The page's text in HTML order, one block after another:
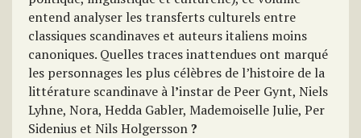
entend analyser les transferts culturels entre
classiques scandinaves et auteurs italiens moins
canoniques. Quelles traces inattendues ont marqué
les personnages les plus célèbres de l’histoire de la
littérature scandinave à l’instar de Peer Gynt, Niels
Lyhne, Nora, Hedda Gabler, Mademoiselle Julie, Per
Sidenius et Nils Holgersson?